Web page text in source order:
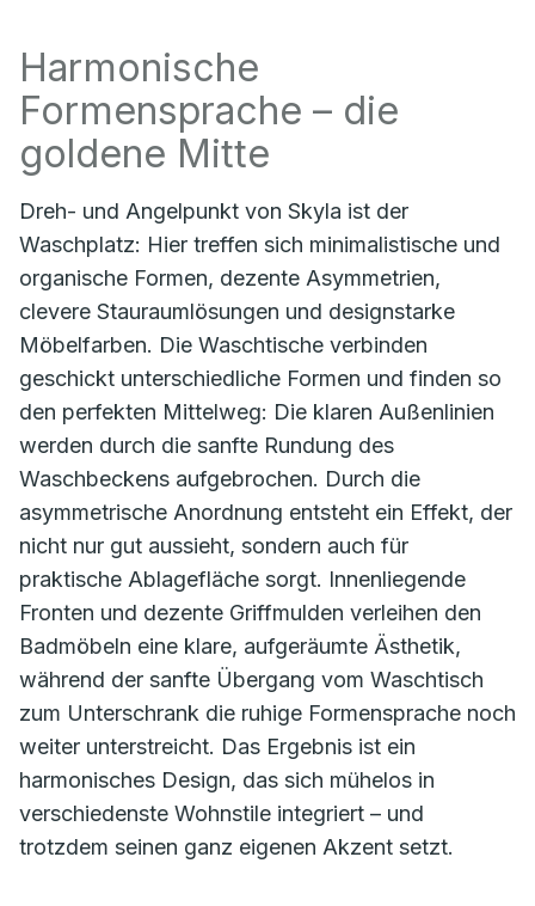
Harmonische
Formensprache – die
goldene Mitte
Dreh- und Angelpunkt von Skyla ist der
Waschplatz: Hier treffen sich minimalistische und
organische Formen, dezente Asymmetrien,
clevere Stauraumlösungen und designstarke
Möbelfarben. Die Waschtische verbinden
geschickt unterschiedliche Formen und finden so
den perfekten Mittelweg: Die klaren Außenlinien
werden durch die sanfte Rundung des
Waschbeckens aufgebrochen. Durch die
asymmetrische Anordnung entsteht ein Effekt, der
nicht nur gut aussieht, sondern auch für
praktische Ablagefläche sorgt. Innenliegende
Fronten und dezente Griffmulden verleihen den
Badmöbeln eine klare, aufgeräumte Ästhetik,
während der sanfte Übergang vom Waschtisch
zum Unterschrank die ruhige Formensprache noch
weiter unterstreicht. Das Ergebnis ist ein
harmonisches Design, das sich mühelos in
verschiedenste Wohnstile integriert – und
trotzdem seinen ganz eigenen Akzent setzt.